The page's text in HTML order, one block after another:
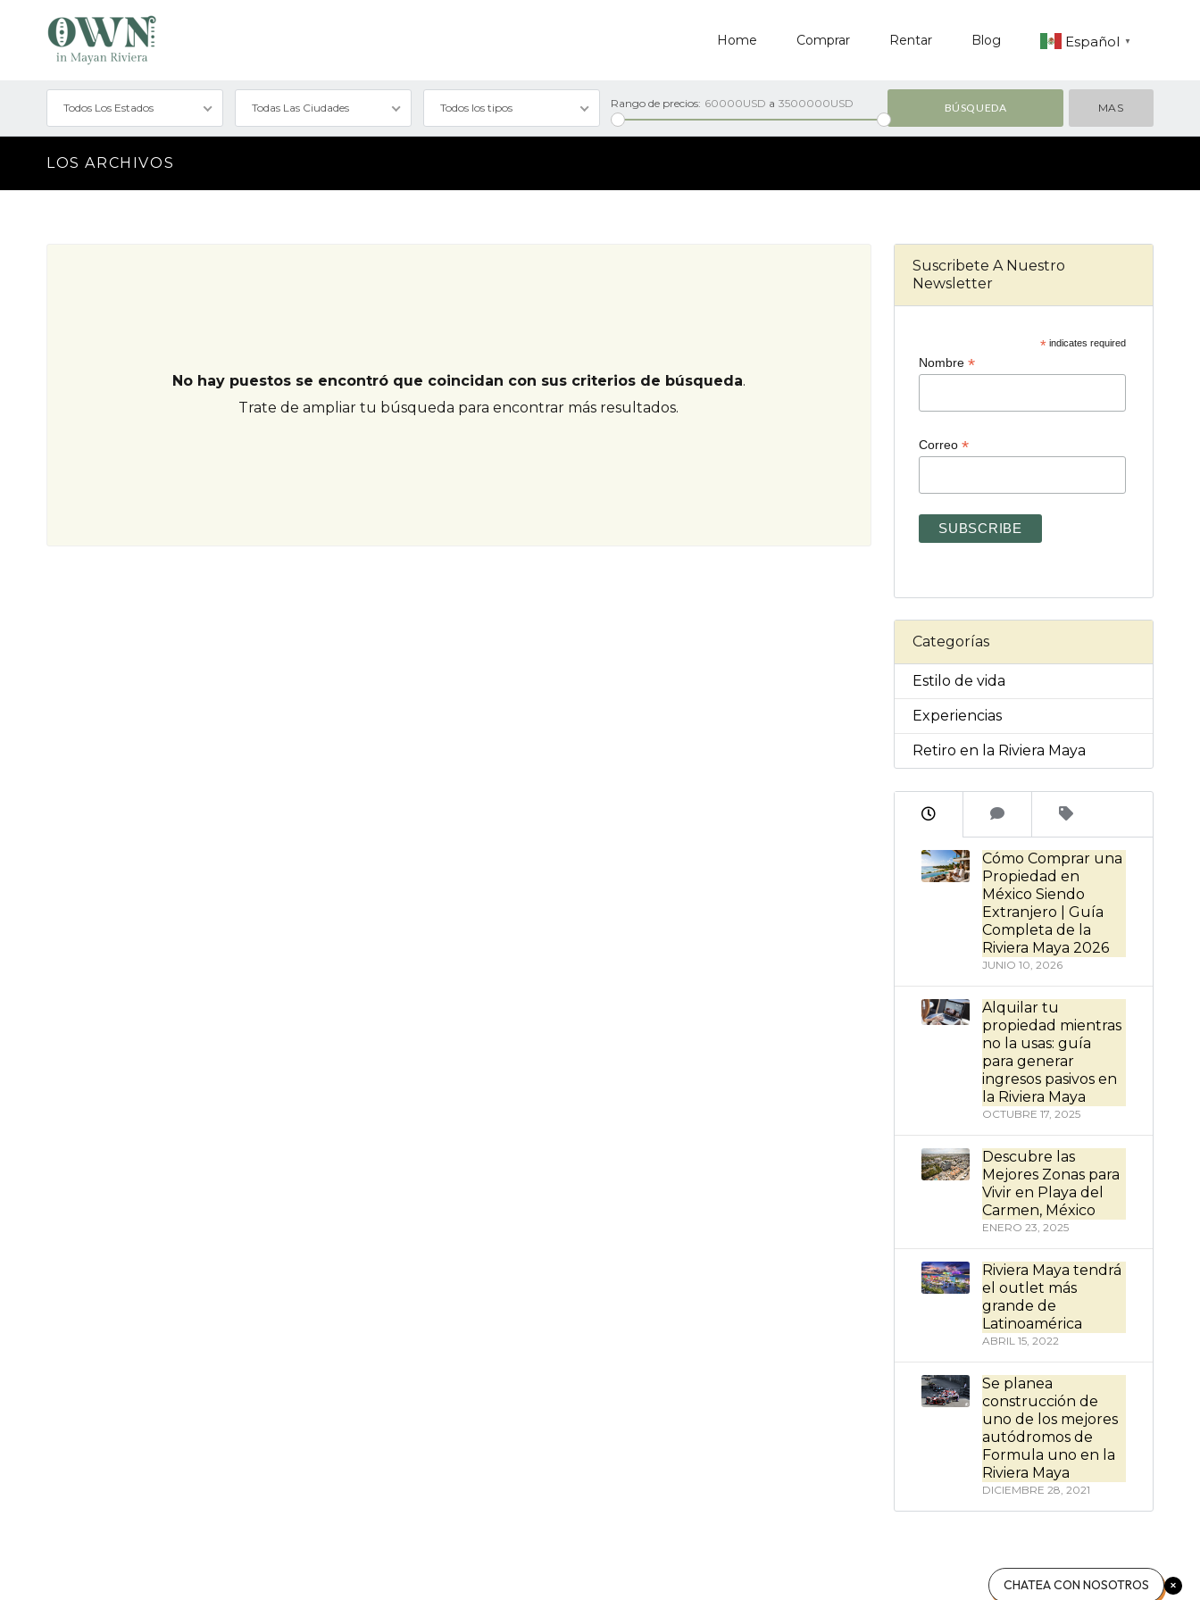
Home Comprar Rentar Blog Español ▼
Todos Los Estados Todas Las Ciudades Todos los tipos Rango de precios: 60000USD a 3500000USD MAS
LOS ARCHIVOS
No hay puestos se encontró que coincidan con sus criterios de búsqueda.
Trate de ampliar tu búsqueda para encontrar más resultados.
Suscribete A Nuestro
Newsletter
* indicates required
Nombre*
Correo*
Categorías
Estilo de vida
Experiencias
Retiro en la Riviera Maya
Cómo Comprar una
Propiedad en
México Siendo
Extranjero | Guía
Completa de la
Riviera Maya 2026
JUNIO 10, 2026
Alquilar tu
propiedad mientras
no la usas: guía
para generar
ingresos pasivos en
la Riviera Maya
OCTUBRE 17, 2025
Descubre las
Mejores Zonas para
Vivir en Playa del
Carmen, México
ENERO 23, 2025
Riviera Maya tendrá
el outlet más
grande de
Latinoamérica
ABRIL 15, 2022
Se planea
construcción de
uno de los mejores
autódromos de
Formula uno en la
Riviera Maya
DICIEMBRE 28, 2021
CHATEA CON NOSOTROS